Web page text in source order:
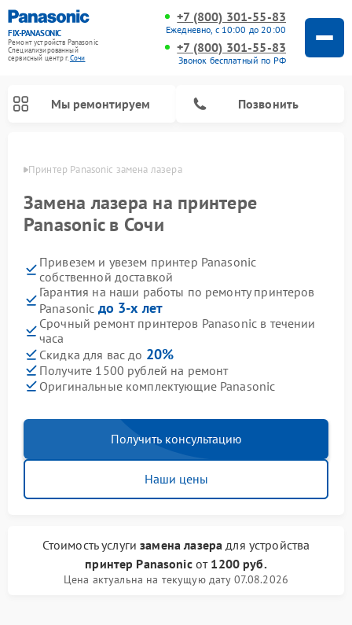
FIX-PANASONIC
Ремонт устройств Panasonic
Специализированный
cервисный центр г.Сочи
+7 (800) 301-55-83
Ежедневно, с 10:00 до 20:00
+7 (800) 301-55-83
Звонок бесплатный по РФ
Мы ремонтируем Позвонить
Принтер Panasonic замена лазера
Замена лазера на принтере
Panasonic в Сочи
Привезем и увезем принтер Panasonic
собственной доставкой
Гарантия на наши работы по ремонту принтеров
Panasonic до 3-х лет
Срочный ремонт принтеров Panasonic в течении
часа
Скидка для вас до 20%
Получите 1500 рублей на ремонт
Оригинальные комплектующие Panasonic
Получить консультацию
Наши цены
Стоимость услугизамена лазера для устройства
принтер Panasonicот 1200 руб.
Цена актуальна на текущую дату 07.08.2026